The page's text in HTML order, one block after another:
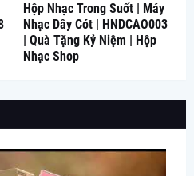
Hộp Nhạc Trong Suốt | Máy
Nhạc Dây Cót | HNDCAO003
| Quà Tặng Kỷ Niệm | Hộp
Nhạc Shop